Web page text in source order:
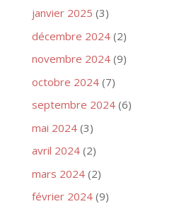
janvier 2025 (3)
décembre 2024(2)
novembre 2024(9)
octobre 2024(7)
septembre 2024(6)
mai 2024(3)
avril 2024(2)
mars 2024(2)
février 2024(9)